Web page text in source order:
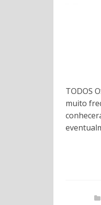
TODOS
muito